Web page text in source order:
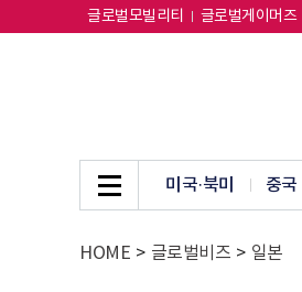
글로벌모빌리티 글로벌게이머즈
미국·북미 중국
HOME > 글로벌비즈 > 일본